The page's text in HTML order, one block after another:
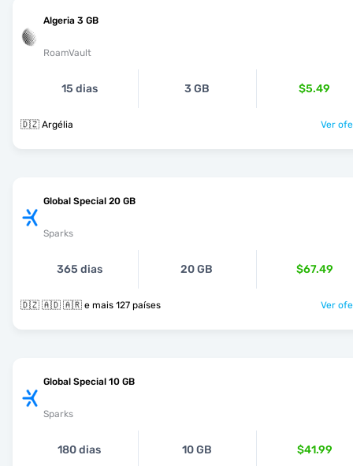
Algeria 3 GB
RoamVault
15 dias 3 GB $5.49
🇩🇿 Argélia Ver
Global Special 20 GB
Sparks
365 dias 20 GB $67.49
🇩🇿 🇦🇩 🇦🇷 e mais 127 países Ver
Global Special 10 GB
Sparks
180 dias 10 GB $41.99